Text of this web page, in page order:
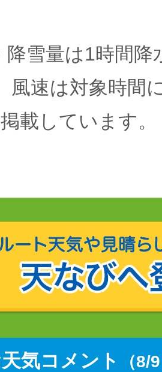
雪量は1時間降
風速は対象時間
載しています。
気コメント （8/